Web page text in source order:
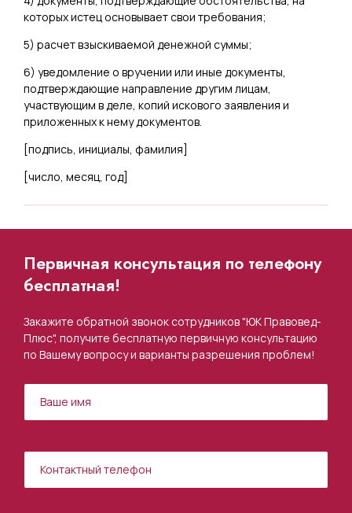
которых истец основывает свои требования;
5) расчет взыскиваемой денежной суммы;
6) уведомление о вручении или иные документы,
подтверждающие направление другим лицам,
участвующим в деле, копий искового заявления и
приложенных к нему документов.
[подпись, инициалы, фамилия]
[число, месяц, год]
Первичная консультация по телефону
бесплатная!
Закажите обратной звонок сотрудников "ЮК Правовед-
Плюс", получите бесплатную первичную консультацию
по Вашему вопросу и варианты разрешения проблем!